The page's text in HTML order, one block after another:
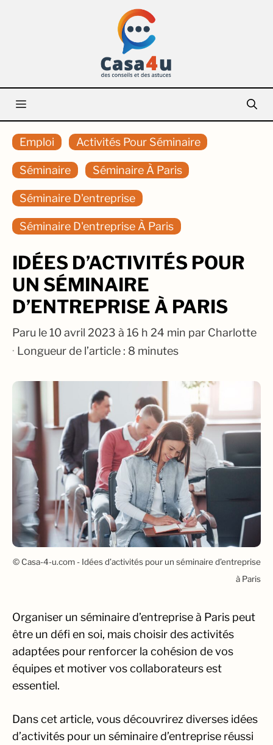
Menu
Emploi Activités Pour Séminaire
Séminaire Séminaire À Paris
Séminaire D'entreprise
Séminaire D'entreprise À Paris
IDÉES D’ACTIVITÉS POUR
UN SÉMINAIRE
D’ENTREPRISE À PARIS
Paru le 10 avril 2023 à 16 h 24 min par Charlotte
· Longueur de l’article : 8 minutes
© Casa-4-u.com - Idées d’activités pour un séminaire d’entreprise
à Paris
Organiser un séminaire d’entreprise à Paris peut
être un défi en soi, mais choisir des activités
adaptées pour renforcer la cohésion de vos
équipes et motiver vos collaborateurs est
essentiel.
Dans cet article, vous découvrirez diverses idées
d’activités pour un séminaire d’entreprise réussi